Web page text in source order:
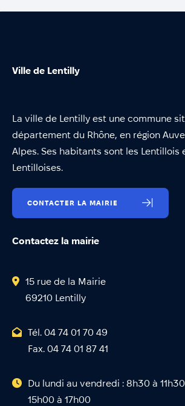
Ville de Lentilly
La ville de Lentilly est une commune
département du Rhône, en région
Alpes. Ses habitants sont les Lentillois
Lentilloises.
CONTACTER LA MAIRIE
Contactez la mairie
15 rue de la Mairie
69210 Lentilly
Tél. 04 74 01 70 49
Fax. 04 74 01 87 41
Du lundi au vendredi : 8h30 à
15h00 à 17h00